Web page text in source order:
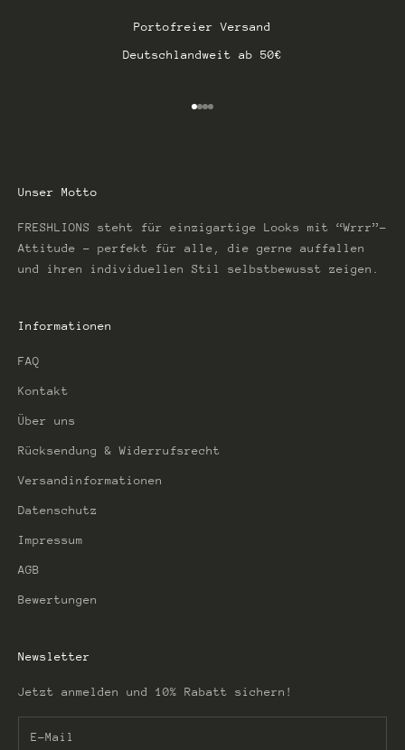
Portofreier Versand
Deutschlandweit ab 50€
Gehe zu Element 1
Gehe zu Element 2
Gehe zu Element 3
Gehe zu Element 4
Unser Motto
FRESHLIONS steht für einzigartige Looks mit “Wrrr”-
Attitude – perfekt für alle, die gerne auffallen
und ihren individuellen Stil selbstbewusst zeigen.
Informationen
FAQ
Kontakt
Über uns
Rücksendung & Widerrufsrecht
Versandinformationen
Datenschutz
Impressum
AGB
Bewertungen
Newsletter
Jetzt anmelden und 10% Rabatt sichern!